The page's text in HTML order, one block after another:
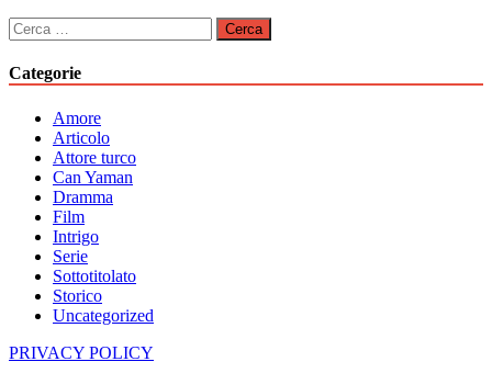
Ricerca
per:
Categorie
Amore
Articolo
Attore turco
Can Yaman
Dramma
Film
Intrigo
Serie
Sottotitolato
Storico
Uncategorized
PRIVACY POLICY